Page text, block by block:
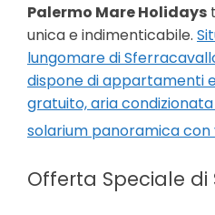
Palermo Mare Holidays
unica e indimenticabile.
lungomare di
dispone di appartamenti
gratuito, aria
solarium panoramica con
Offerta Speciale di